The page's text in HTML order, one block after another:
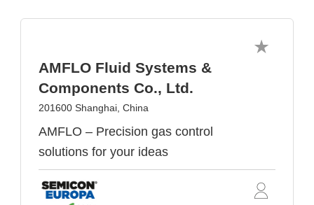
AMFLO Fluid Systems &
Components Co., Ltd.
201600 Shanghai, China
AMFLO – Precision gas control
solutions for your ideas